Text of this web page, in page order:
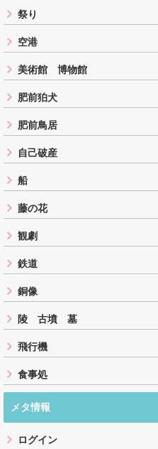
祭り
空港
美術館 博物館
肥前狛犬
肥前鳥居
自己破産
船
藤の花
観劇
鉄道
銅像
陵 古墳 墓
飛行機
食事処
メタ情報
ログイン